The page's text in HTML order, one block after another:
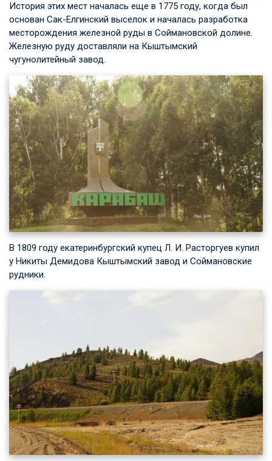
История этих мест началась еще в 1775 году, когда был
основан Сак-Елгинский выселок и началась разработка
месторождения железной руды в Соймановской долине.
Железную руду доставляли на Кыштымский
чугунолитейный завод.
В 1809 году екатеринбургский купец Л. И. Расторгуев купил
у Никиты Демидова Кыштымский завод и Соймановские
рудники.